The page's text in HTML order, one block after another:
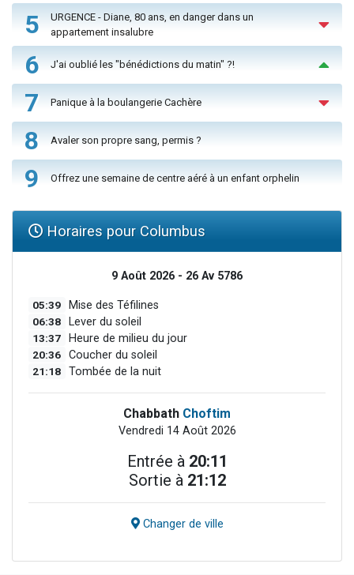
5
URGENCE - Diane, 80 ans, en danger dans un
appartement insalubre
6 J'ai oublié les "bénédictions du matin" ?!
7 Panique à la boulangerie Cachère
8 Avaler son propre sang, permis ?
9 Offrez une semaine de centre aéré à un enfant orphelin
Horaires pour Columbus
9 Août 2026 - 26 Av 5786
05:39 Mise des Téfilines
06:38 Lever du soleil
13:37 Heure de milieu du jour
20:36 Coucher du soleil
21:18 Tombée de la nuit
Chabbath Choftim
Vendredi 14 Août 2026
Entrée à 20:11
Sortie à 21:12
Changer de ville